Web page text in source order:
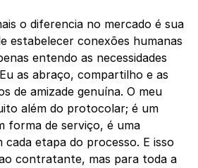
o diferencia no mercado é sua
estabelecer conexões humanas
entendo as necessidades
as abraço, compartilho e as
de amizade genuína. O meu
além do protocolar; é um
forma de serviço, é uma
cada etapa do processo. E isso
contratante, mas para toda a